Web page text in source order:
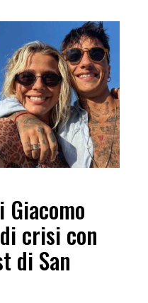
Giacomo
crisi con
di San